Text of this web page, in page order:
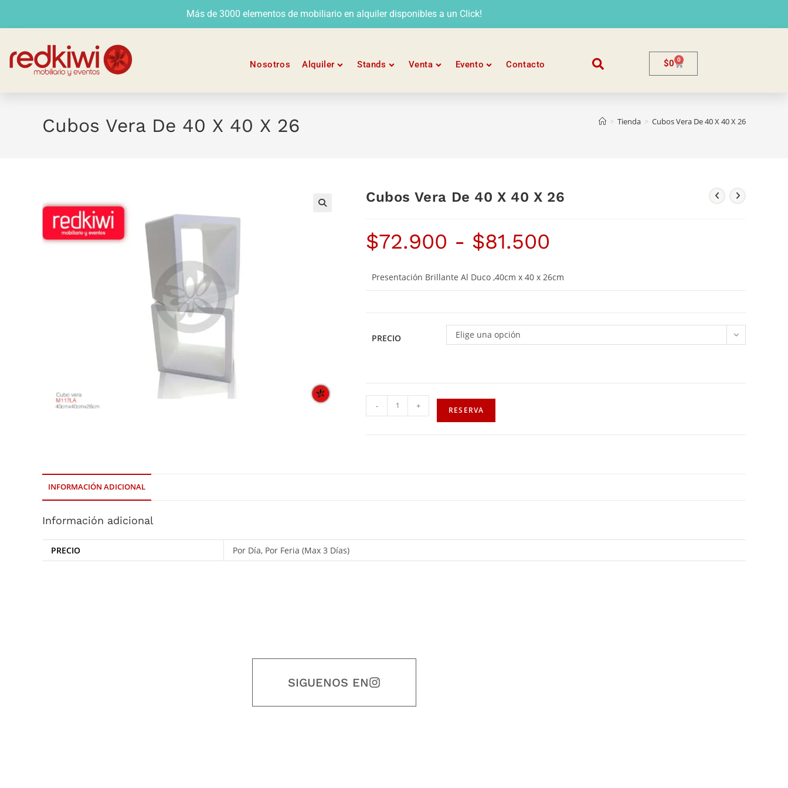
Más de 3000 elementos de mobiliario en alquiler disponibles a un Click!
Nosotros Alquiler Stands Venta Evento Contacto $0 0
Cubos Vera De 40 X 40 X 26 > Tienda > Cubos Vera De 40 X 40 X 26
Cubos Vera De 40 X 40 X 26
$72.900 - $81.500
Presentación Brillante Al Duco ,40cm x 40 x 26cm
PRECIO Elige una opción
- + RESERVA
INFORMACIÓN ADICIONAL
Información adicional
PRECIO Por Día, Por Feria (Max 3 Días)
SIGUENOS EN